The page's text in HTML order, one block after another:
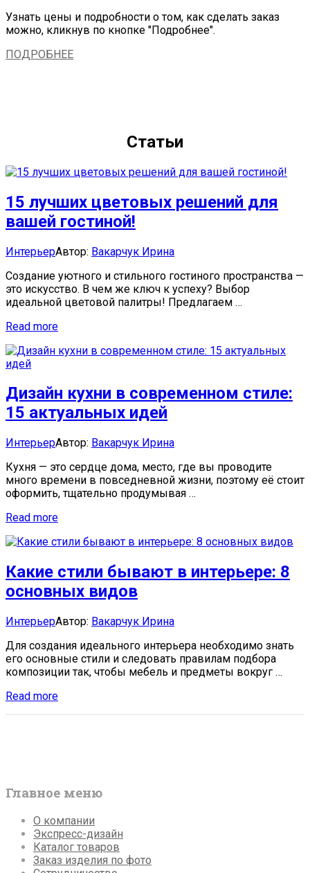
Узнать цены и подробности о том, как сделать заказ
можно, кликнув по кнопке "Подробнее".
ПОДРОБНЕЕ
Статьи
15 лучших цветовых решений для
вашей гостиной!
Categories:
ИнтерьерАвтор: Author
Вакарчук Ирина
Создание уютного и стильного гостиного пространства —
это искусство. В чем же ключ к успеху? Выбор
идеальной цветовой палитры! Предлагаем …
Read more15
цветовых
вашей
гостиной!
Дизайн кухни в современном стиле:
15 актуальных идей
Categories:
ИнтерьерАвтор: Author
Вакарчук Ирина
Кухня — это сердце дома, место, где вы проводите
много времени в повседневной жизни, поэтому её стоит
оформить, тщательно продумывая …
Read moreДизайн
в
стиле:
15
актуальных
Какие стили бывают в интерьере: 8
основных видов
Categories:
ИнтерьерАвтор: Author
Вакарчук Ирина
Для создания идеального интерьера необходимо знать
его основные стили и следовать правилам подбора
композиции так, чтобы мебель и предметы вокруг …
Read moreКакие
видов
Главное меню
О компании
Экспресс-дизайн
Каталог товаров
Заказ изделия по фото